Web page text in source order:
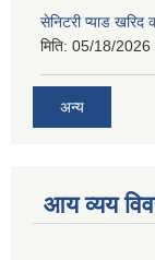
सेनिटरी प्याड खरिद
मिति: 05/18/2026
अन्य
आय व्यय